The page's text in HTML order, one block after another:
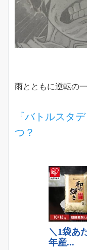
雨とともに逆転の
『バトルスタ
つ？